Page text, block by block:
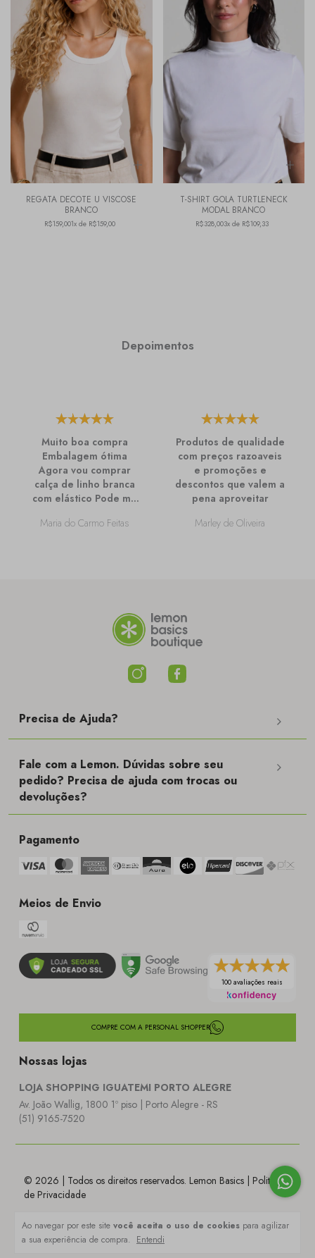
Ao navegar por este site você aceita o uso de cookies para agilizar
a sua experiência de compra. Entendi
REGATA DECOTE U VISCOSE
BRANCO
R$159,001x de R$159,00
T-SHIRT GOLA TURTLENECK
MODAL BRANCO
R$328,003x de R$109,33
Depoimentos
Muito boa compra
Embalagem ótima
Agora vou comprar
calça de linho branca
com elástico Pode me
informações sobre
Maria do Carmo Feitas
Produtos de qualidade
com preços razoaveis
e promoções e
descontos que valem a
pena aproveitar
Marley de Oliveira
Precisa de Ajuda?
Fale com a Lemon. Dúvidas sobre seu
pedido? Precisa de ajuda com trocas ou
devoluções?
Pagamento
Meios de Envio
100 avaliações reais
COMPRE COM A PERSONAL SHOPPER
Nossas lojas
LOJA SHOPPING IGUATEMI PORTO ALEGRE
Av. João Wallig, 1800 1º piso | Porto Alegre - RS
(51) 9165-7520
© 2026 | Todos os direitos reservados. Lemon Basics | Politica
de Privacidade